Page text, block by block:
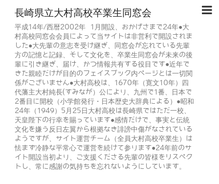
長崎県立大村高校卒業生同窓会
平成14年/西暦2002年 1月開設、おかげさまで24年●大
村高校同窓会会員によって当サイトは非営利で開設されま
した●大先輩の意志を受け継ぎ、同窓会が忘れている先輩
方の記憶と記録、そして文化を、卒業生同窓会が未来の後
輩に引き継ぎ、届け、かつ情報共有する役目です●近年で
きた親睦だけが目的のフェイスブック内ページとは一切関
係がございません●大村高校は、1670年（寛文10年）四
代藩主大村純長(すみなが）公により、九州で1番、日本で
2番目に開校（小学館発行・日本歴史大辞典による）●昭和
24年（1949）5月25日大村高校は長崎県ではただ一校、
天皇陛下の行幸を賜っています●感情だけで、事実と伝統
文化を嫌う反日左翼から根拠なき誹謗中傷がなされている
ようですが、サイト運営チーム（全員大村高校卒業生）は
怯まず冷静な平常心で運営を続けて参ります●24年前のサ
イト開設当初より、ご支援くださる先輩の皆様をリスペク
トし、常に感謝の気持ちを忘れないようにしています。